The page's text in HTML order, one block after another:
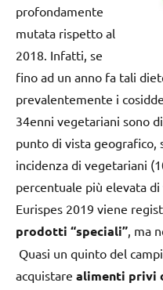
profondamente
mutata rispetto al
2018. Infatti, se
fino ad un anno fa tali
prevalentemente i
34enni vegetariani sono
punto di vista geografico,
incidenza di vegetariani
percentuale più elevata
Eurispes 2019 viene
prodotti “speciali” , ma
Quasi un quinto del
acquistare alimenti privi